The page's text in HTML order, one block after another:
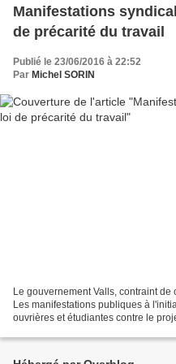
Manifestations
de précarité du travail
Publié le 23/06/2016 à 22:52
Par Michel SORIN
Le gouvernement Valls, contraint
Les manifestations publiques à
ouvrières et étudiantes contre le